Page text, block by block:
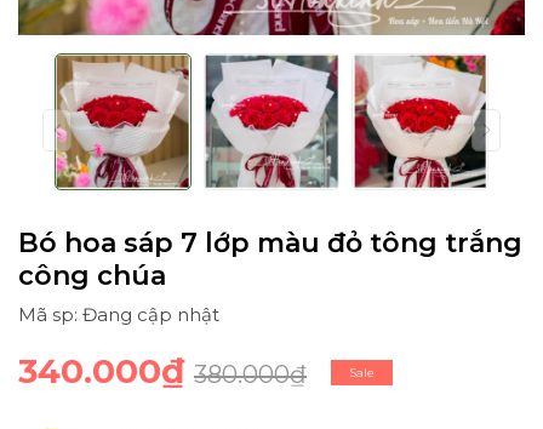
Bó hoa sáp 7 lớp màu đỏ tông trắng
công chúa
Mã sp: Đang cập nhật
340.000₫ 380.000₫ Sale